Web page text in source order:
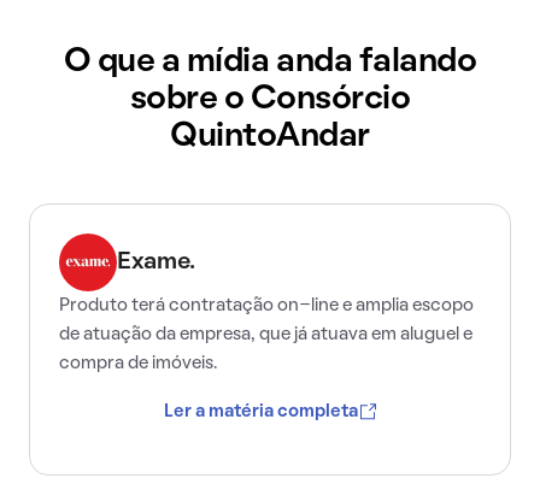
O que a mídia anda falando
sobre o Consórcio
QuintoAndar
Exame.
Produto terá contratação on-line e amplia escopo
de atuação da empresa, que já atuava em aluguel e
compra de imóveis.
Ler a matéria completa